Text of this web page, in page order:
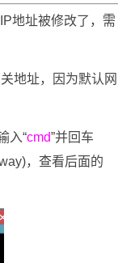
地址被修改了，需
地址，因为默认网
入“cmd”并回车
，查看后面的